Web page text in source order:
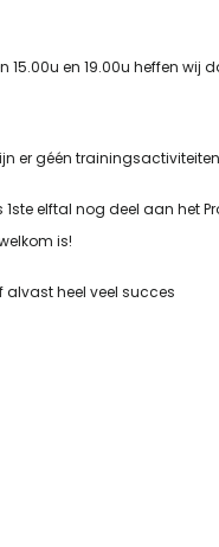
15.00u en 19.00u heffen
er géén
elftal nog deel aan het
is!
alvast heel veel succes